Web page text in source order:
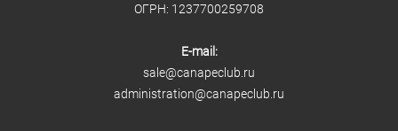
ОГРН: 1237700259708
E-mail:
sale@canapeclub.ru
administration@canapeclub.ru